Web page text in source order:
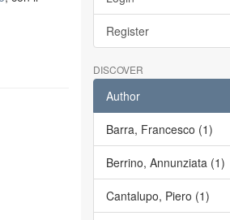
Register
DISCOVER
Author
Barra, Francesco (1)
Berrino, Annunziata (1)
Cantalupo, Piero (1)